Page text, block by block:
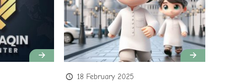
18 February 2025